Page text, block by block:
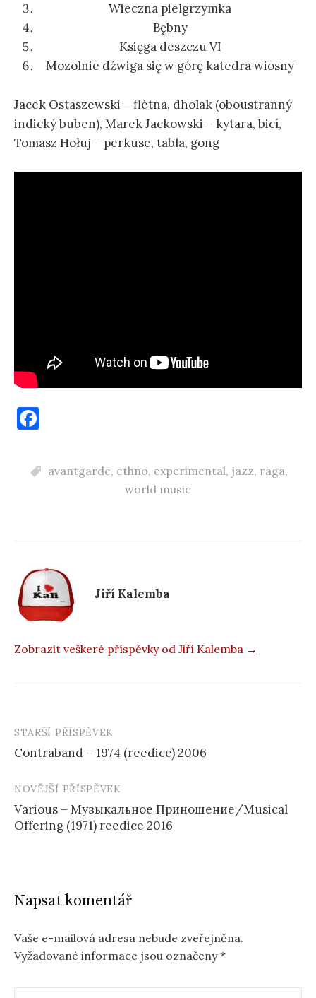
Wieczna pielgrzymka
Bębny
Księga deszczu VI
Mozolnie dźwiga się w górę katedra wiosny
Jacek Ostaszewski – flétna, dholak (oboustranný
indický buben), Marek Jackowski – kytara, bicí,
Tomasz Hołuj – perkuse, tabla, gong
c
k
avantgarde, ethno, experimental, jazz, raga,
world music
Jiří Kalemba
Zobrazit veškeré příspěvky od Jiří Kalemba →
Navigace
příspěvku
STARŠÍ PŘÍSPĚVEK
Contraband – 1974 (reedice) 2006
NOVĚJŠÍ PŘÍSPĚVEK
Various – Музыкальное Приношение/Musical
Offering (1971) reedice 2016
Napsat komentář
Vaše e-mailová adresa nebude zveřejněna.
Vyžadované informace jsou označeny*